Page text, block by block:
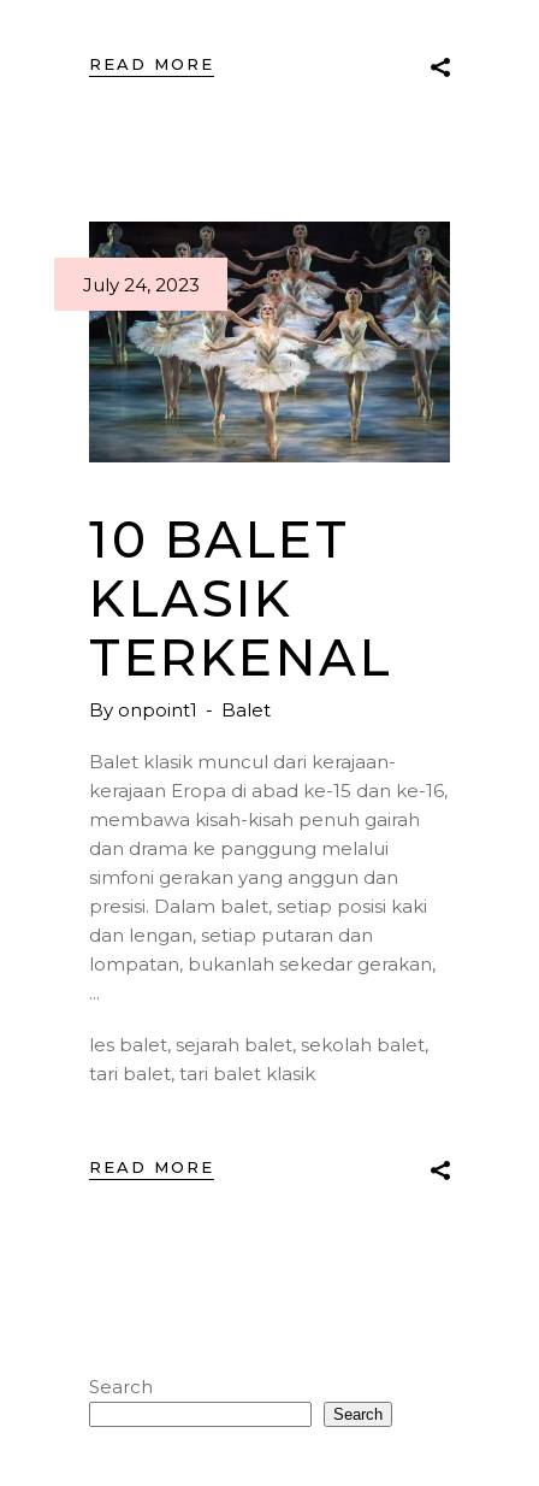
READ MORE
July 24, 2023
10 BALET
KLASIK
TERKENAL
By onpoint1 Balet
Balet klasik muncul dari kerajaan-
kerajaan Eropa di abad ke-15 dan ke-16,
membawa kisah-kisah penuh gairah
dan drama ke panggung melalui
simfoni gerakan yang anggun dan
presisi. Dalam balet, setiap posisi kaki
dan lengan, setiap putaran dan
lompatan, bukanlah sekedar gerakan,
les balet, sejarah balet, sekolah balet,
tari balet, tari balet klasik
READ MORE
Search
Search